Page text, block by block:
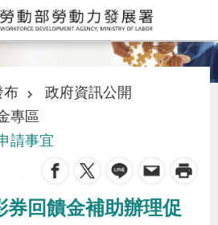
布
政府資訊公開
專區
請事宜
券回饋金補助辦理促